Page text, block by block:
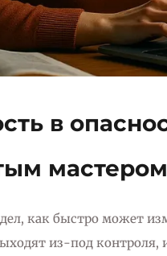
в
как быстро может
из-под контроля,